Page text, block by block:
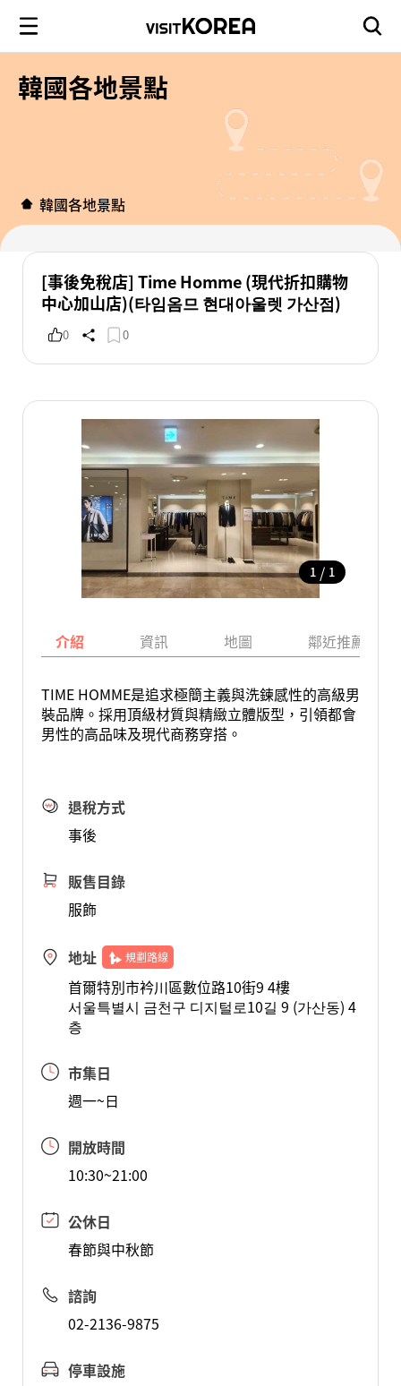
韓國各地景點
韓國各地景點
[事後免稅店] Time Homme (現代折扣購物
中心加山店)(타임옴므 현대아울렛 가산점)
0 0
1 / 1
介紹 資訊 地圖 鄰近推薦景點
TIME HOMME是追求極簡主義與洗鍊感性的高級男
裝品牌。採用頂級材質與精緻立體版型，引領都會
男性的高品味及現代商務穿搭。
退稅方式
事後
販售目錄
服飾
地址 規劃路線
首爾特別市衿川區數位路10街9 4樓
서울특별시 금천구 디지털로10길 9 (가산동) 4
층
市集日
週一~日
開放時間
10:30~21:00
公休日
春節與中秋節
諮詢
02-2136-9875
停車設施